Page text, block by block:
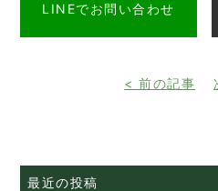
LINEでお問い合わせ
< 前の記事
最近の投稿